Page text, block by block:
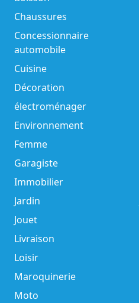
Chaussures
Concessionnaire
automobile
Cuisine
Décoration
électroménager
Environnement
Femme
Garagiste
Immobilier
Jardin
Jouet
Livraison
Loisir
Maroquinerie
Moto